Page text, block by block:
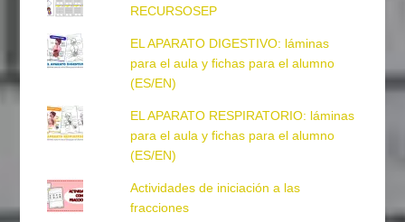
RECURSOSEP
EL APARATO DIGESTIVO: láminas
para el aula y fichas para el alumno
(ES/EN)
EL APARATO RESPIRATORIO: láminas
para el aula y fichas para el alumno
(ES/EN)
Actividades de iniciación a las
fracciones